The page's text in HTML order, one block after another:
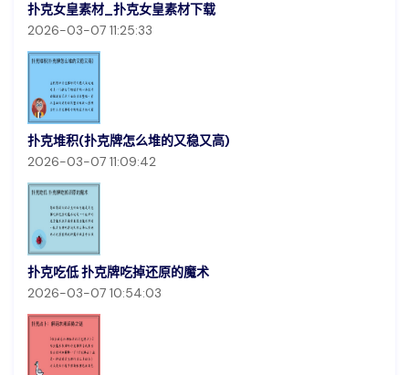
扑克女皇素材_扑克女皇素材下载
2026-03-07 11:25:33
扑克堆积(扑克牌怎么堆的又稳又高)
2026-03-07 11:09:42
扑克吃低 扑克牌吃掉还原的魔术
2026-03-07 10:54:03